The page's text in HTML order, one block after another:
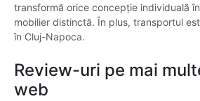
transformă orice concepție individuală
mobilier distinctă. În plus, transportul
în Cluj-Napoca.
Review-uri pe mai
web